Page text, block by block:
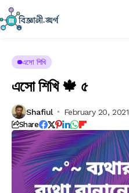
এসো শিখি
এসো শিখি 🍁 ৫
Shafiul February 20, 2021
Share